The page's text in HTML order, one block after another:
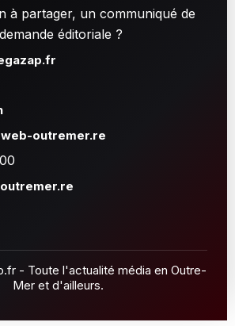
à partager, un communiqué de
éditoriale ?
outremer.re
- Toute l'actualité média en Outre-
Mer et d'ailleurs.